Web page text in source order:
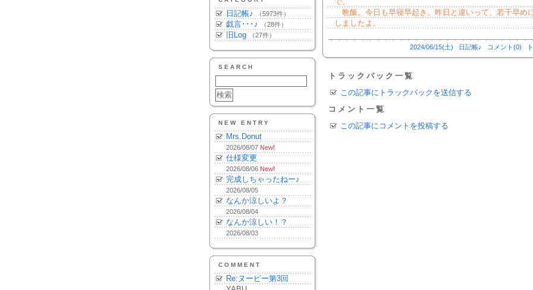
日記帳♪ （5973件）
戯言･･･♪ （28件）
旧Log （27件）
SEARCH
NEW ENTRY
Mrs.Donut
2026/08/07 New!
仕様変更
2026/08/06 New!
完成しちゃったねー♪
2026/08/05
なんか涼しいよ？
2026/08/04
なんか涼しい！？
2026/08/03
COMMENT
Re:ヌーピー第3回
晩飯。今日も早寝早起き。昨日と違いって、若干早め
しましたよ。
2024/06/15(土) 日記帳♪ コメント(0)
トラックバック一覧
この記事にトラックバックを送信する
コメント一覧
この記事にコメントを投稿する